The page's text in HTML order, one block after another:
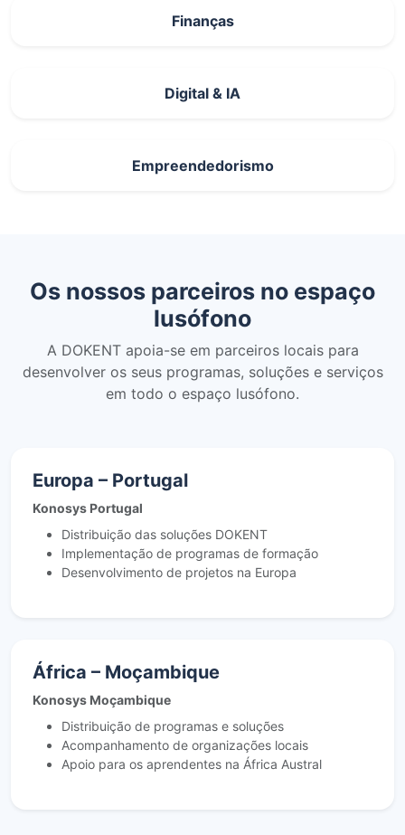
Finanças
Digital & IA
Empreendedorismo
Os nossos parceiros no espaço
lusófono
A DOKENT apoia-se em parceiros locais para
desenvolver os seus programas, soluções e serviços
em todo o espaço lusófono.
Europa – Portugal
Konosys Portugal
Distribuição das soluções DOKENT
Implementação de programas de formação
Desenvolvimento de projetos na Europa
África – Moçambique
Konosys Moçambique
Distribuição de programas e soluções
Acompanhamento de organizações locais
Apoio para os aprendentes na África Austral